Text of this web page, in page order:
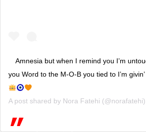
Amnesia but when I remind you I’m
you Word to the M-O-B you tied to I’m
A post shared by Nora Fatehi